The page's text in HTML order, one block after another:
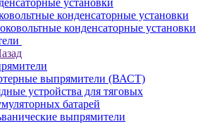
установки
конденсаторные установки
конденсаторные установки
выпрямители (ВАСТ)
устройства для тяговых
батарей
выпрямители